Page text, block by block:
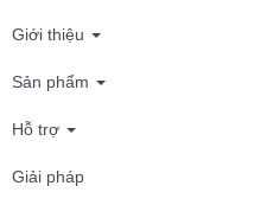
Giới thiệu
Sản phẩm
Hỗ trợ
Giải pháp